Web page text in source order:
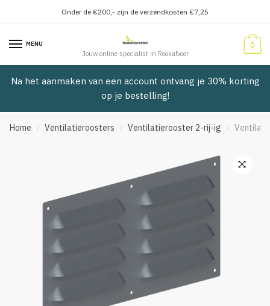
navigatie
inhoud
Onder de €200,- zijn de verzendkosten €7,25
MENU
Jouw online specialist in Rookafvoer
0
Na het aanmaken van een account ontvang je 30% korting
op je bestelling!
Home / Ventilatieroosters / Ventilatierooster 2-rij-ig /